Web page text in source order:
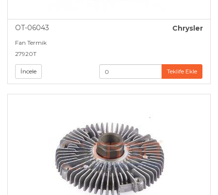
OT-06043 Chrysler
Fan Termik
27920T
İncele Teklife Ekle